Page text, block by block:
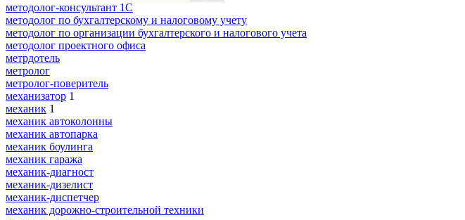
методолог-консультант 1С
методолог по бухгалтерскому и налоговому учету
методолог по организации бухгалтерского и налогового учета
методолог проектного офиса
метрдотель
метролог
метролог-поверитель
механизатор 1
механик 1
механик автоколонны
механик автопарка
механик боулинга
механик гаража
механик-диагност
механик-дизелист
механик-диспетчер
механик дорожно-строительной техники